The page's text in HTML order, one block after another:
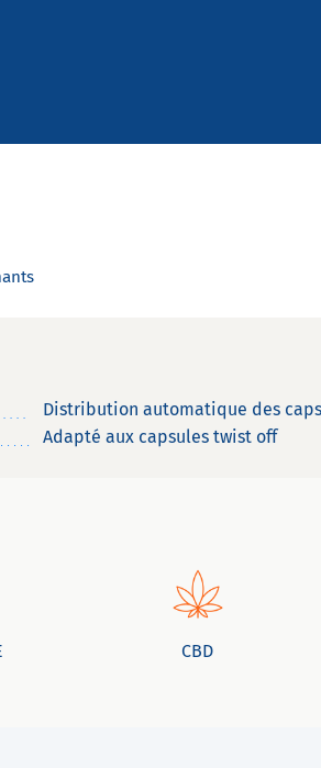
Distribution automatique des
Adapté aux capsules twist off
CBD